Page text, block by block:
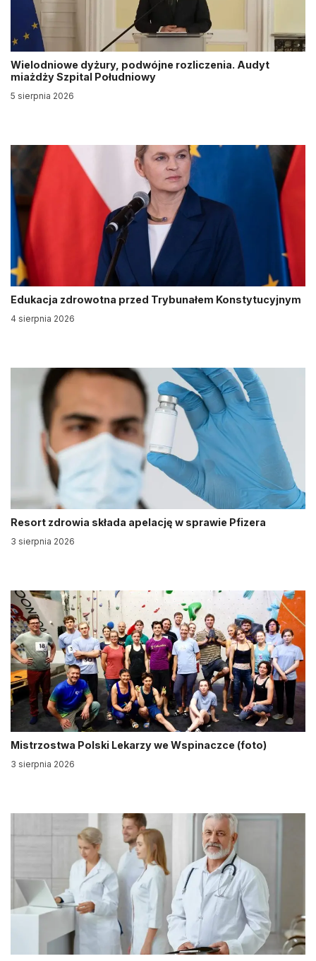
Wielodniowe dyżury, podwójne rozliczenia. Audyt
miażdży Szpital Południowy
5 sierpnia 2026
Edukacja zdrowotna przed Trybunałem Konstytucyjnym
4 sierpnia 2026
Resort zdrowia składa apelację w sprawie Pfizera
3 sierpnia 2026
Mistrzostwa Polski Lekarzy we Wspinaczce (foto)
3 sierpnia 2026